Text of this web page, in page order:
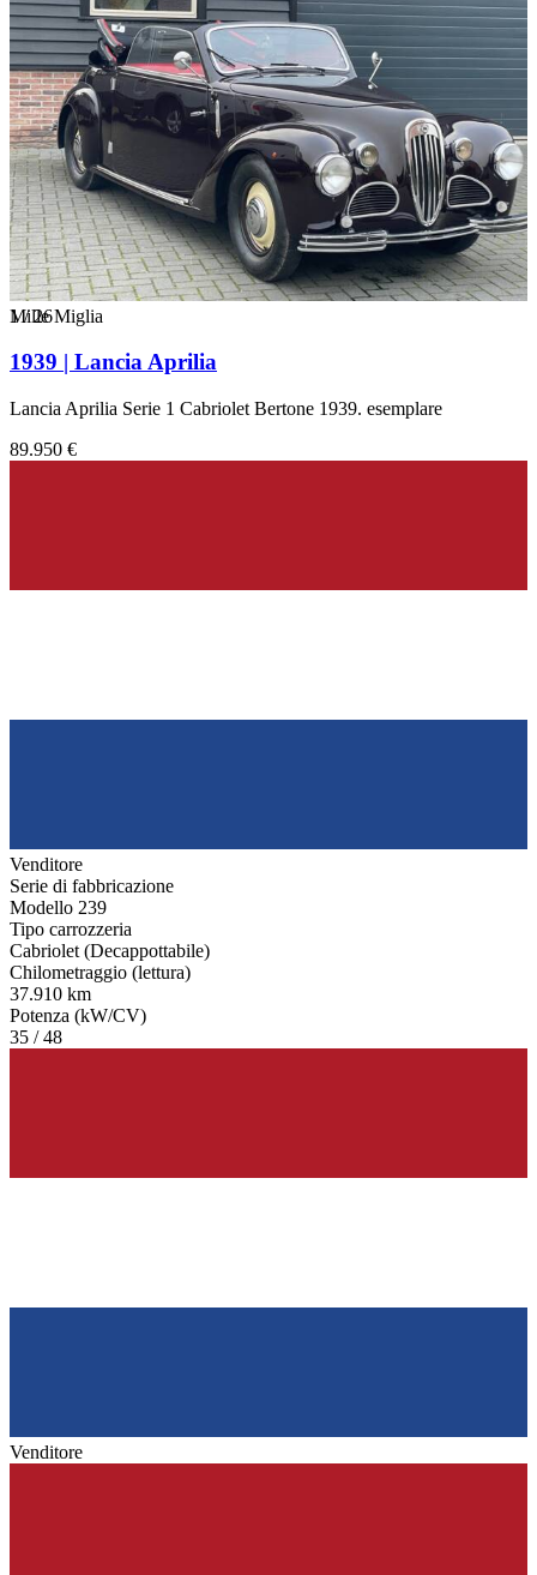
1/26
Mille Miglia
1939 | Lancia Aprilia
Lancia Aprilia Serie 1 Cabriolet Bertone 1939. esemplare
89.950 €
Venditore
Serie di fabbricazione
Modello 239
Tipo carrozzeria
Cabriolet (Decappottabile)
Chilometraggio (lettura)
37.910 km
Potenza (kW/CV)
35 / 48
Venditore